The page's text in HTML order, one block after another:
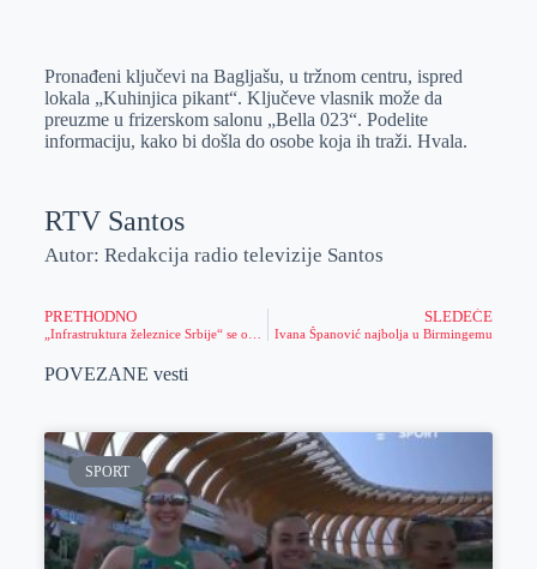
e
r
I
n
s
A
p
a
i
l
Pronađeni ključevi na Bagljašu, u tržnom centru, ispred
lokala „Kuhinjica pikant“. Ključeve vlasnik može da
preuzme u frizerskom salonu „Bella 023“. Podelite
informaciju, kako bi došla do osobe koja ih traži. Hvala.
RTV Santos
Autor: Redakcija radio televizije Santos
PRETHODNO SLEDEĆE
Ivana Španović najbolja u Birmingemu
POVEZANE vesti
SPORT